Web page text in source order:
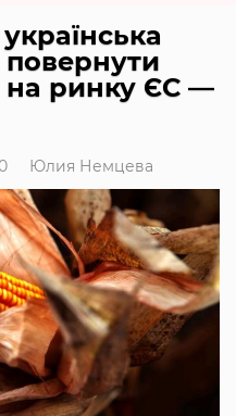
на ринку ЄС —
Юлия Немцева